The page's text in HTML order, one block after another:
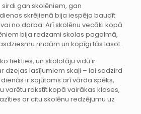
gan skolēniem, gan
skrējienā bija iespēja baudīt
no darba. Arī skolēnu vecāki kopā
bija redzami skolas pagalmā,
rindām un kopīgi tās lasot.
tiekties, un skolotāju vidū ir
dzejas lasījumiem skaļi – lai sadzird
ir sajūtams arī vārda spēks,
varētu rakstīt kopā vairākas klases,
ar citu skolēnu redzējumu uz